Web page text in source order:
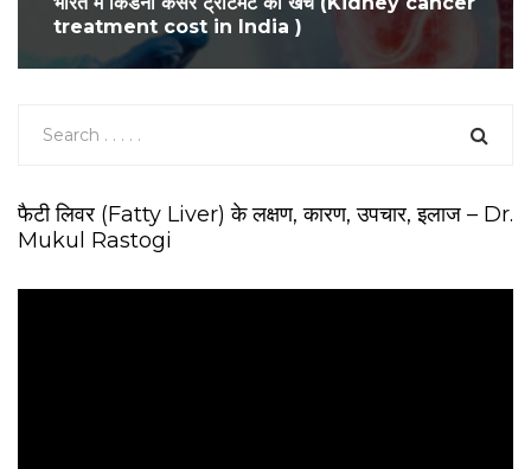
treatment cost in India )
फैटी लिवर (Fatty Liver) के लक्षण, कारण, उपचार, इलाज – Dr.
Mukul Rastogi